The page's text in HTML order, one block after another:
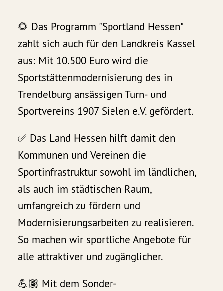
🌻 Das Programm "Sportland Hessen"
zahlt sich auch für den Landkreis Kassel
aus: Mit 10.500 Euro wird die
Sportstättenmodernisierung des in
Trendelburg ansässigen Turn- und
Sportvereins 1907 Sielen e.V. gefördert.
✅ Das Land Hessen hilft damit den
Kommunen und Vereinen die
Sportinfrastruktur sowohl im ländlichen,
als auch im städtischen Raum,
umfangreich zu fördern und
Modernisierungsarbeiten zu realisieren.
So machen wir sportliche Angebote für
alle attraktiver und zugänglicher.
💪🏽 Mit dem Sonder-